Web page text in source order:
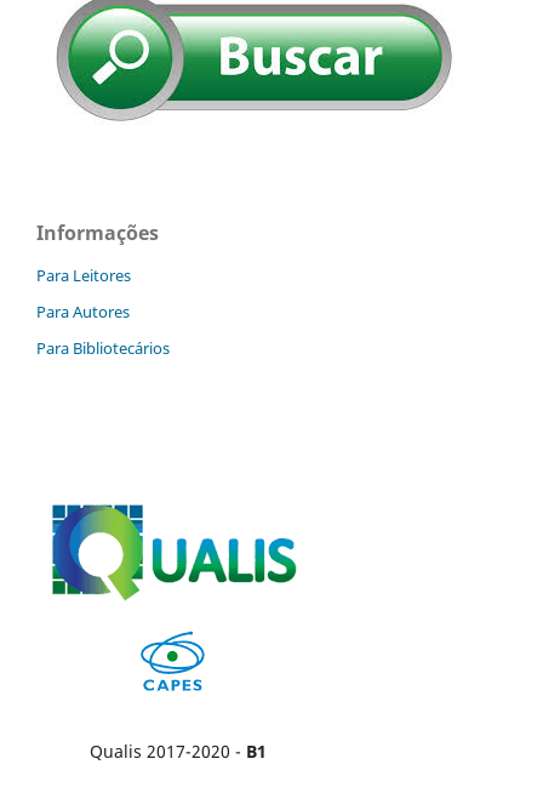
Informações
Para Leitores
Para Autores
Para Bibliotecários
Qualis 2017-2020 - B1